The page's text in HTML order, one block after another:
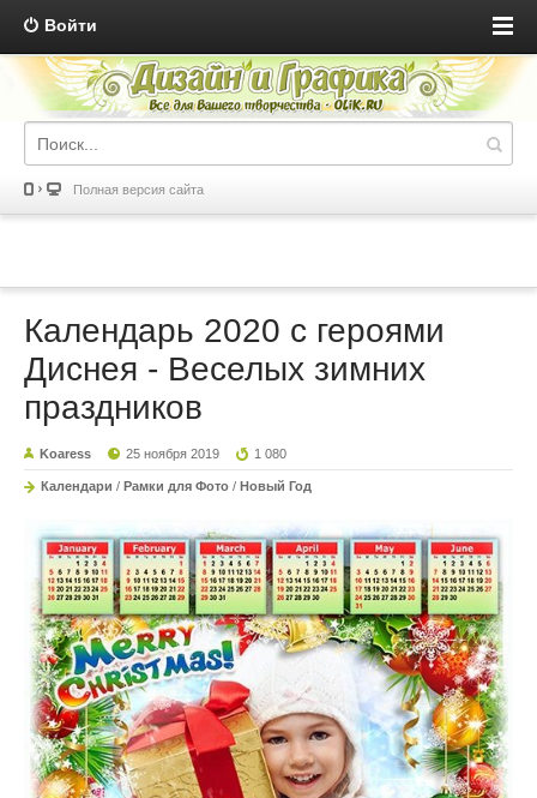
Войти
Полная версия сайта
Календарь 2020 с героями
Диснея - Веселых зимних
праздников
Koaress 25 ноября 2019 1 080
Календари / Рамки для Фото / Новый Год